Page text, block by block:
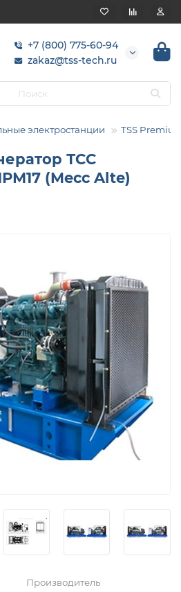
+7 (800) 775-60-94
zakaz@tss-tech.ru
электростанции TSS
ТСС
(Mecc Alte)
Производитель